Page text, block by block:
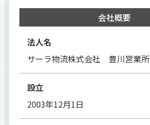
会社概要
法人名
サーラ物流株式会社 豊川営業所
設立
2003年12月1日